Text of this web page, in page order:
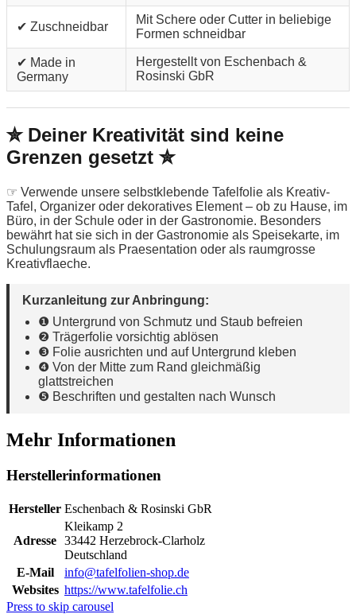
✔ Zuschneidbar
Mit Schere oder Cutter in beliebige
Formen schneidbar
✔ Made in
Germany
Hergestellt von Eschenbach &
Rosinski GbR
✮ Deiner Kreativität sind keine
Grenzen gesetzt ✮
☞ Verwende unsere selbstklebende Tafelfolie als Kreativ-
Tafel, Organizer oder dekoratives Element – ob zu Hause, im
Büro, in der Schule oder in der Gastronomie. Besonders
bewährt hat sie sich in der Gastronomie als Speisekarte, im
Schulungsraum als Praesentation oder als raumgrosse
Kreativflaeche.
Kurzanleitung zur Anbringung:
❶ Untergrund von Schmutz und Staub befreien
❷ Trägerfolie vorsichtig ablösen
❸ Folie ausrichten und auf Untergrund kleben
❹ Von der Mitte zum Rand gleichmäßig
glattstreichen
❺ Beschriften und gestalten nach Wunsch
Mehr Informationen
Herstellerinformationen
Hersteller Eschenbach & Rosinski GbR
Adresse
Kleikamp 2
33442 Herzebrock-Clarholz
Deutschland
E-Mail
info@tafelfolien-shop.de
Websites https://www.tafelfolie.ch
Press to skip carousel